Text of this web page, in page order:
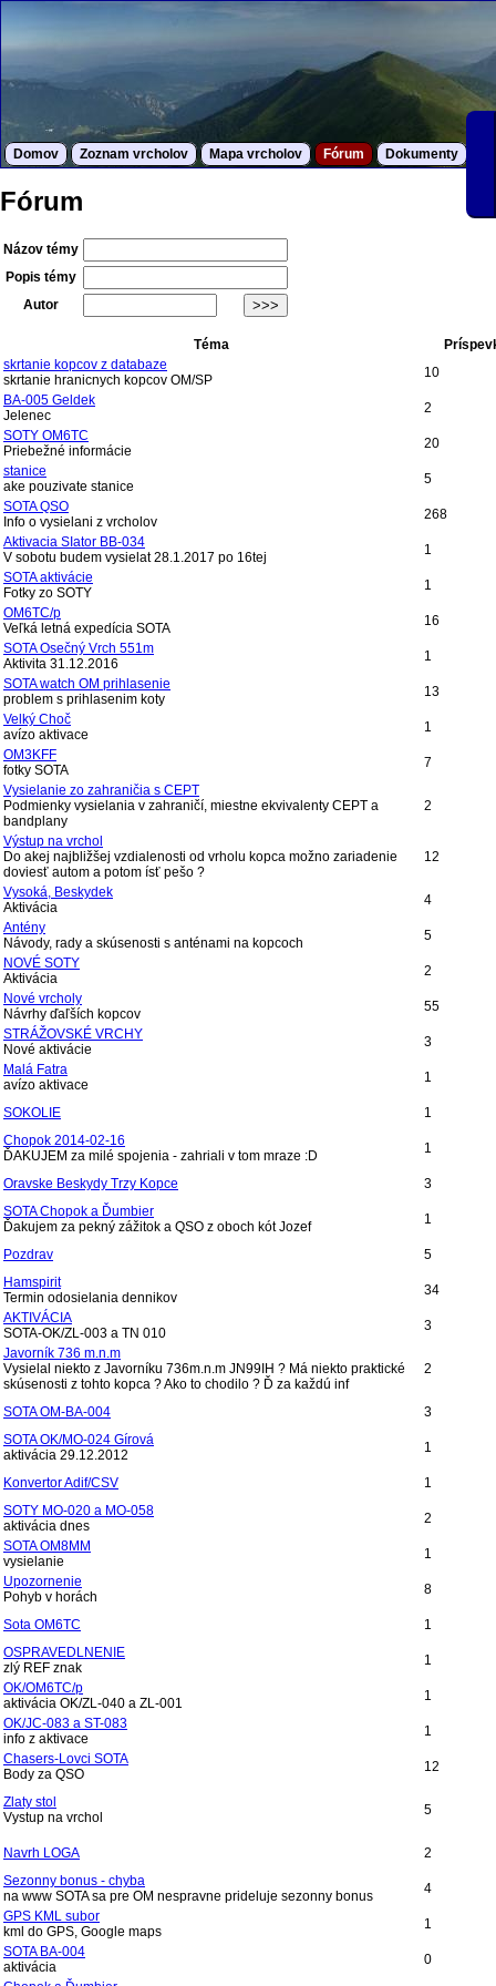
Domov Zoznam vrcholov Mapa vrcholov Fórum Dokumenty
Fórum
Názov témy
Popis témy
Autor
Téma
skrtanie kopcov z databaze
skrtanie hranicnych kopcov OM/SP
10
BA-005 Geldek
Jelenec
2
SOTY OM6TC
Priebežné informácie
20
stanice
ake pouzivate stanice
5
SOTA QSO
Info o vysielani z vrcholov
268
Aktivacia SIator BB-034
V sobotu budem vysielat 28.1.2017 po 16tej
1
SOTA aktivácie
Fotky zo SOTY
1
OM6TC/p
Veľká letná expedícia SOTA
16
SOTA Osečný Vrch 551m
Aktivita 31.12.2016
1
SOTA watch OM prihlasenie
problem s prihlasenim koty
13
Velký Choč
avízo aktivace
1
OM3KFF
fotky SOTA
7
Vysielanie zo zahraničia s CEPT
Podmienky vysielania v zahraničí, miestne ekvivalenty CEPT a
bandplany
2
Výstup na vrchol
Do akej najbližšej vzdialenosti od vrholu kopca možno zariadenie
doviesť autom a potom ísť pešo ?
12
Vysoká, Beskydek
Aktivácia
4
Antény
Návody, rady a skúsenosti s anténami na kopcoch
5
NOVÉ SOTY
Aktivácia
2
Nové vrcholy
Návrhy ďaľších kopcov
55
STRÁŽOVSKÉ VRCHY
Nové aktivácie
3
Malá Fatra
avízo aktivace
1
SOKOLIE
1
Chopok 2014-02-16
ĎAKUJEM za milé spojenia - zahriali v tom mraze :D
1
Oravske Beskydy Trzy Kopce
3
SOTA Chopok a Ďumbier
Ďakujem za pekný zážitok a QSO z oboch kót Jozef
1
Pozdrav
5
Hamspirit
Termin odosielania dennikov
34
AKTIVÁCIA
SOTA-OK/ZL-003 a TN 010
3
Javorník 736 m.n.m
Vysielal niekto z Javorníku 736m.n.m JN99IH ? Má niekto praktické
skúsenosti z tohto kopca ? Ako to chodilo ? Ď za každú inf
2
SOTA OM-BA-004
3
SOTA OK/MO-024 Gírová
aktivácia 29.12.2012
1
Konvertor Adif/CSV
1
SOTY MO-020 a MO-058
aktivácia dnes
2
SOTA OM8MM
vysielanie
1
Upozornenie
Pohyb v horách
8
Sota OM6TC
1
OSPRAVEDLNENIE
zlý REF znak
1
OK/OM6TC/p
aktivácia OK/ZL-040 a ZL-001
1
OK/JC-083 a ST-083
info z aktivace
1
Chasers-Lovci SOTA
Body za QSO
12
Zlaty stol
Vystup na vrchol
5
Navrh LOGA
2
Sezonny bonus - chyba
na www SOTA sa pre OM nespravne prideluje sezonny bonus
4
GPS KML subor
kml do GPS, Google maps
1
SOTA BA-004
aktivácia
0